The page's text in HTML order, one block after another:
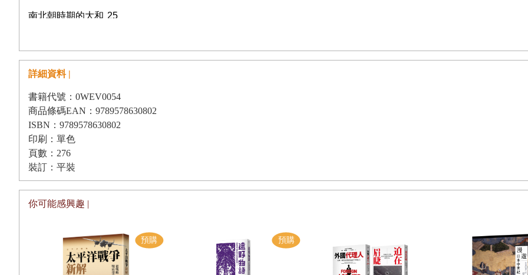
南北朝時期的大和 25
經覺的榮光與沒落
一帆風順的前半生34
宇陀「郡內一揆」暴動
將軍足利義教的方針轉換
成身院光宣的暗中活動48
經覺失勢53
通往應仁之亂之路
戰鬥的經覺59
詳細資料 |
書籍代號：0WEV0054
商品條碼EAN：9789578630802
ISBN：9789578630802
印刷：單色
頁數：276
裝訂：平裝
你可能感興趣 |